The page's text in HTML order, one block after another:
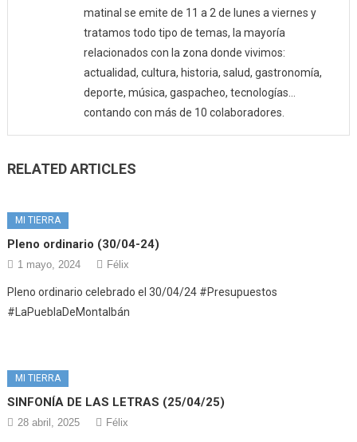
matinal se emite de 11 a 2 de lunes a viernes y
tratamos todo tipo de temas, la mayoría
relacionados con la zona donde vivimos:
actualidad, cultura, historia, salud, gastronomía,
deporte, música, gaspacheo, tecnologías…
contando con más de 10 colaboradores.
RELATED ARTICLES
MI TIERRA
Pleno ordinario (30/04-24)
1 mayo, 2024 Félix
Pleno ordinario celebrado el 30/04/24 #Presupuestos
#LaPueblaDeMontalbán
MI TIERRA
SINFONÍA DE LAS LETRAS (25/04/25)
28 abril, 2025 Félix